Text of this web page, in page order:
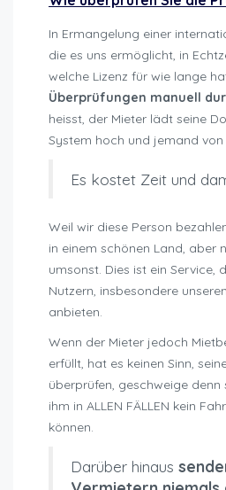
In Ermangelung einer
die es uns ermöglicht, in
welche Lizenz für wie lange
Überprüfungen manuell
heisst, der Mieter lädt seine
System hoch und jemand
Es kostet Zeit und
Weil wir diese Person
in einem schönen Land, aber
umsonst. Dies ist ein Service,
Nutzern, insbesondere
anbieten.
Wenn der Mieter jedoch
erfüllt, hat es keinen Sinn,
überprüfen, geschweige
ihm in ALLEN FÄLLEN kein
können.
Darüber hinaus